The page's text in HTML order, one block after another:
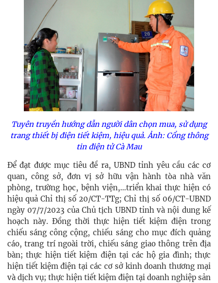
Tuyên truyền hướng dẫn người dân chọn mua, sử dụng
trang thiết bị điện tiết kiệm, hiệu quả. Ảnh: Cổng thông
tin điện tử Cà Mau
Để đạt được mục tiêu đề ra, UBND tỉnh yêu cầu các cơ
quan, công sở, đơn vị sở hữu vận hành tòa nhà văn
phòng, trường học, bệnh viện,...triển khai thực hiện có
hiệu quả Chỉ thị số 20/CT-TTg; Chỉ thị số 06/CT-UBND
ngày 07/7/2023 của Chủ tịch UBND tỉnh và nội dung kế
hoạch này. Đồng thời thực hiện tiết kiệm điện trong
chiếu sáng công cộng, chiếu sáng cho mục đích quảng
cáo, trang trí ngoài trời, chiếu sáng giao thông trên địa
bàn; thực hiện tiết kiệm điện tại các hộ gia đình; thực
hiện tiết kiệm điện tại các cơ sở kinh doanh thương mại
và dịch vụ; thực hiện tiết kiệm điện tại doanh nghiệp sản